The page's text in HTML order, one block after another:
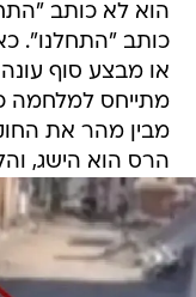
הוא לא כותב
כותב "התחלנו".
או מבצע סוף
מתייחס למלחמה
מבין מהר את
הרס הוא הישג,